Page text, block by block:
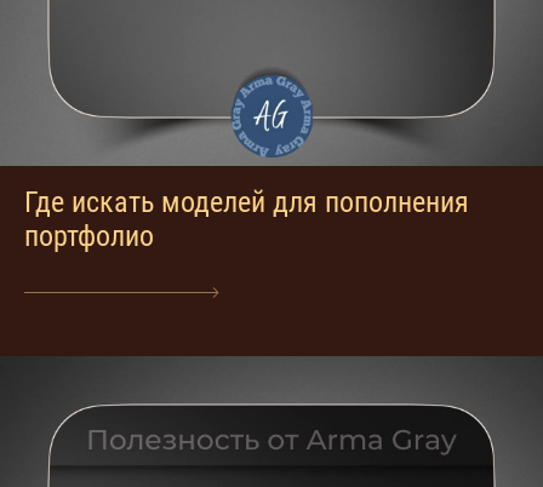
Где искать моделей для пополнения
портфолио